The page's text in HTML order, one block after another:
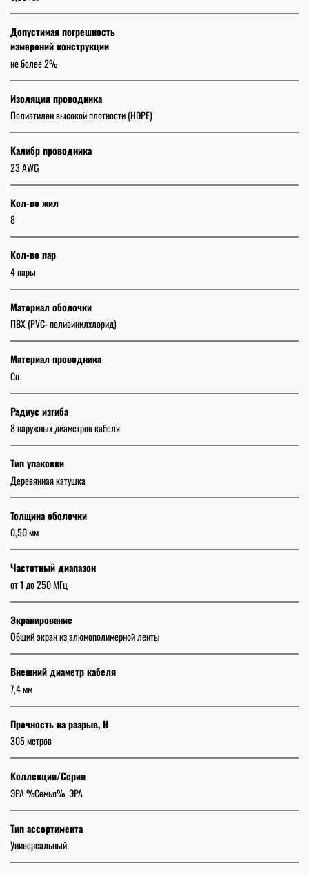
Допустимая погрешность
измерений конструкции
не более 2%
Изоляция проводника
Полиэтилен высокой плотности (HDPE)
Калибр проводника
23 AWG
Кол-во жил
8
Кол-во пар
4 пары
Материал оболочки
ПВХ (PVC- поливинилхлорид)
Материал проводника
Cu
Радиус изгиба
8 наружных диаметров кабеля
Тип упаковки
Деревянная катушка
Толщина оболочки
0,50 мм
Частотный диапазон
от 1 до 250 МГц
Экранирование
Общий экран из алюмополимерной ленты
Внешний диаметр кабеля
7,4 мм
Прочность на разрыв, Н
305 метров
Коллекция/Серия
ЭРА %Семья%, ЭРА
Тип ассортимента
Универсальный